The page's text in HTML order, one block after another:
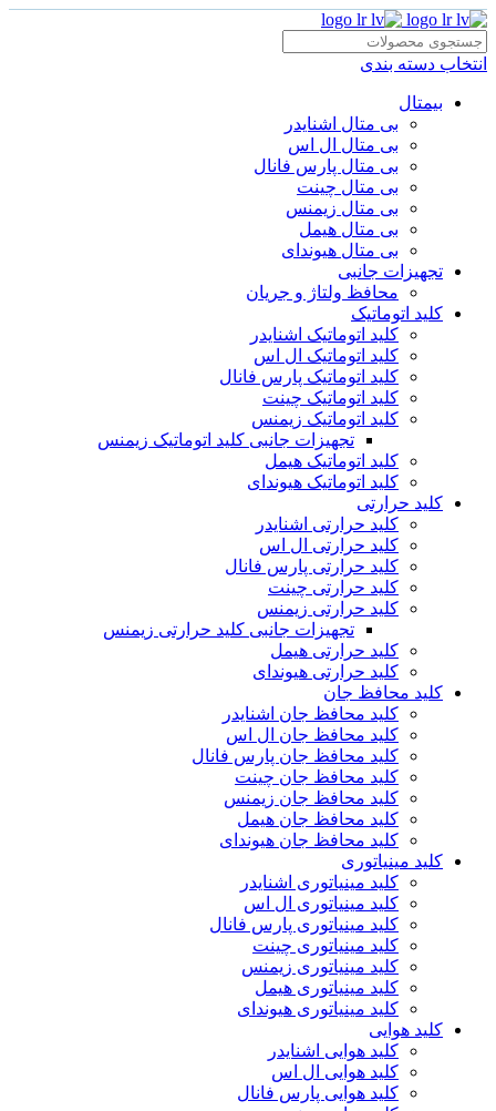
انتخاب دسته بندی
بیمتال
بی متال اشنایدر
بی متال ال اس
بی متال پارس فانال
بی متال چینت
بی متال زیمنس
بی متال هیمل
بی متال هیوندای
تجهیزات جانبی
محافظ ولتاژ و‌ جریان
کلید اتوماتیک
کلید اتوماتیک اشنایدر
کلید اتوماتیک ال اس
کلید اتوماتیک پارس فانال
کلید اتوماتیک چینت
کلید اتوماتیک زیمنس
تجهیزات جانبی کلید اتوماتیک زیمنس
کلید اتوماتیک هیمل
کلید اتوماتیک هیوندای
کلید حرارتی
کلید حرارتی اشنایدر
کلید حرارتی ال اس
کلید حرارتی پارس فانال
کلید حرارتی چینت
کلید حرارتی زیمنس
تجهیزات جانبی کلید حرارتی زیمنس
کلید حرارتی هیمل
کلید حرارتی هیوندای
کلید محافظ جان
کلید محافظ جان اشنایدر
کلید محافظ جان ال اس
کلید محافظ جان پارس فانال
کلید محافظ جان چینت
کلید محافظ جان زیمنس
کلید محافظ جان هیمل
کلید محافظ جان هیوندای
کلید مینیاتوری
کلید مینیاتوری اشنایدر
کلید مینیاتوری ال اس
کلید مینیاتوری پارس فانال
کلید مینیاتوری چینت
کلید مینیاتوری زیمنس
کلید مینیاتوری هیمل
کلید مینیاتوری هیوندای
کلید هوایی
کلید هوایی اشنایدر
کلید هوایی ال اس
کلید هوایی پارس فانال